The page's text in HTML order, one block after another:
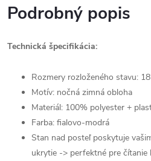
Podrobný popis
Technická špecifikácia:
Rozmery rozloženého stavu:
Motív: nočná zimná obloha
Materiál: 100% polyester +
Farba: fialovo-modrá
Stan nad posteľ poskytuje
ukrytie -> perfektné pre čítanie